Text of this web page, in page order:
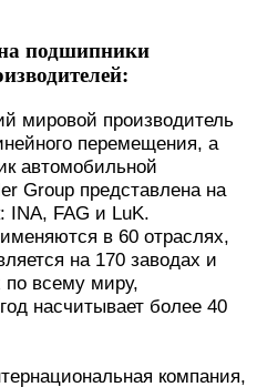
подшипники
мировой производитель
перемещения, а
автомобильной
Group представлена на
INA, FAG и LuK.
в 60 отраслях,
на 170 заводах и
всему миру,
насчитывает более 40
компания,